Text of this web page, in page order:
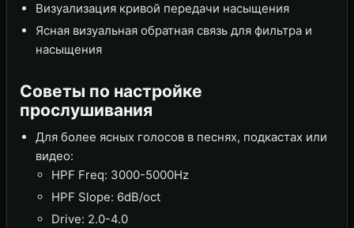
Визуализация кривой передачи насыщения
Ясная визуальная обратная связь для фильтра и
насыщения
Советы по настройке
прослушивания
Для более ясных голосов в песнях, подкастах или
видео:
HPF Freq: 3000-5000Hz
HPF Slope: 6dB/oct
Drive: 2.0-4.0